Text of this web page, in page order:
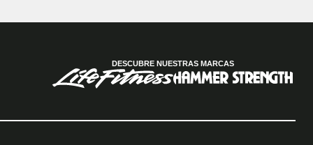
DESCUBRE NUESTRAS MARCAS